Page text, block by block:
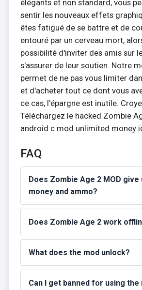
élégants et non standard, vous
sentir les nouveaux effets
êtes fatigué de se battre et de
entouré par un cerveau mort,
possibilité d'inviter des amis sur
s'assurer de leur soutien. Notre
permet de ne pas vous limiter
et d'acheter tout ce dont vous
ce cas, l'épargne est inutile.
Téléchargez le hacked Zombie
android c mod unlimited money
FAQ
Does Zombie Age 2 MOD give
money and ammo?
Does Zombie Age 2 work
What does the mod unlock?
Can I get banned for using the